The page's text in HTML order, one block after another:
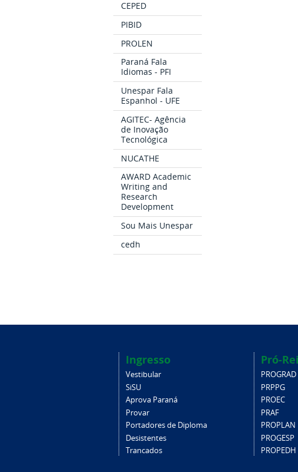
CEPED
PIBID
PROLEN
Paraná Fala
Idiomas - PFI
Unespar Fala
Espanhol - UFE
AGITEC- Agência
de Inovação
Tecnológica
NUCATHE
AWARD Academic
Writing and
Research
Development
Sou Mais Unespar
cedh
Ingresso
Vestibular
SiSU
Aprova Paraná
Provar
Portadores de Diploma
Desistentes
Trancados
Pró-
PROGRAD
PRPPG
PROEC
PRAF
PROPLAN
PROGESP
PROPEDH